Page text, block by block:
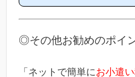
はあるの？」という方は必見で
る」という、シンプルなもので
ナス」というのは過去のキ...
◎その他お勧めのポイ
「ネットで簡単にお小遣